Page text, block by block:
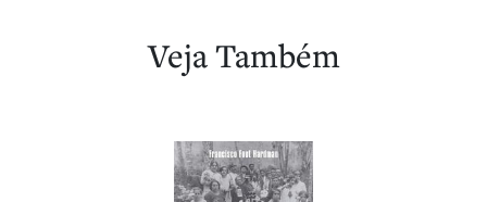
Veja Também